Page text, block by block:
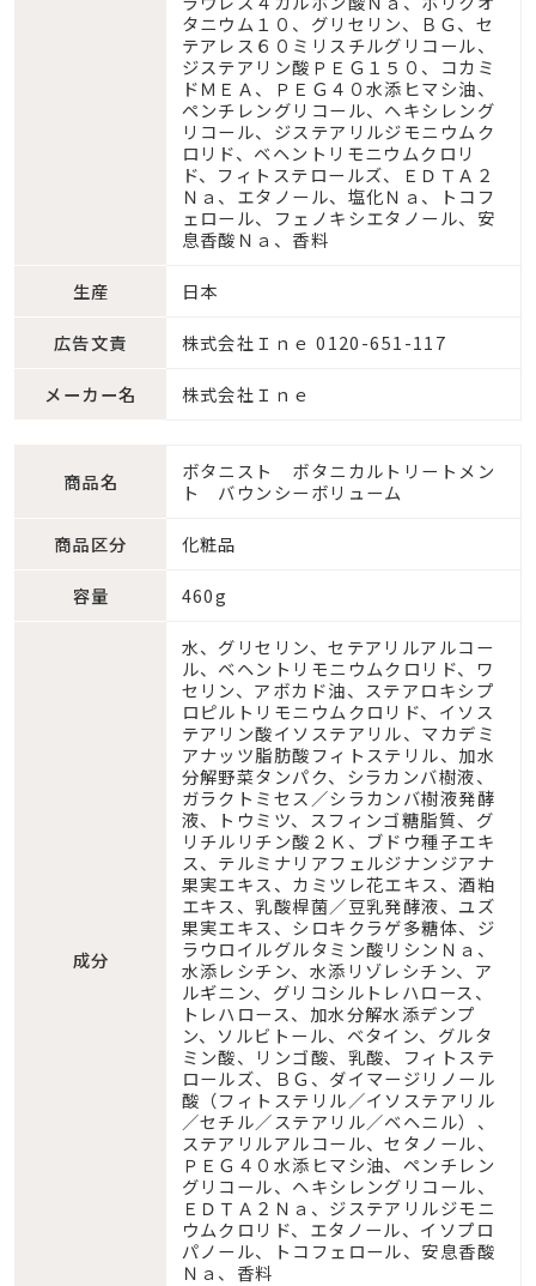
タニウム１０、グリセリン、ＢＧ、セ
テアレス６０ミリスチルグリコール、
ジステアリン酸ＰＥＧ１５０、コカミ
ドＭＥＡ、ＰＥＧ４０水添ヒマシ油、
ペンチレングリコール、ヘキシレング
リコール、ジステアリルジモニウムク
ロリド、ベヘントリモニウムクロリ
ド、フィトステロールズ、ＥＤＴＡ２
Ｎａ、エタノール、塩化Ｎａ、トコフ
ェロール、フェノキシエタノール、安
息香酸Ｎａ、香料
生産 日本
広告文責 株式会社Ｉｎｅ 0120-651-117
メーカー名 株式会社Ｉｎｅ
商品名
ボタニスト ボタニカルトリートメン
ト バウンシーボリューム
商品区分 化粧品
容量 460g
成分
水、グリセリン、セテアリルアルコー
ル、ベヘントリモニウムクロリド、ワ
セリン、アボカド油、ステアロキシプ
ロピルトリモニウムクロリド、イソス
テアリン酸イソステアリル、マカデミ
アナッツ脂肪酸フィトステリル、加水
分解野菜タンパク、シラカンバ樹液、
ガラクトミセス／シラカンバ樹液発酵
液、トウミツ、スフィンゴ糖脂質、グ
リチルリチン酸２Ｋ、ブドウ種子エキ
ス、テルミナリアフェルジナンジアナ
果実エキス、カミツレ花エキス、酒粕
エキス、乳酸桿菌／豆乳発酵液、ユズ
果実エキス、シロキクラゲ多糖体、ジ
ラウロイルグルタミン酸リシンＮａ、
水添レシチン、水添リゾレシチン、ア
ルギニン、グリコシルトレハロース、
トレハロース、加水分解水添デンプ
ン、ソルビトール、ベタイン、グルタ
ミン酸、リンゴ酸、乳酸、フィトステ
ロールズ、ＢＧ、ダイマージリノール
酸（フィトステリル／イソステアリル
／セチル／ステアリル／ベヘニル）、
ステアリルアルコール、セタノール、
ＰＥＧ４０水添ヒマシ油、ペンチレン
グリコール、ヘキシレングリコール、
ＥＤＴＡ２Ｎａ、ジステアリルジモニ
ウムクロリド、エタノール、イソプロ
パノール、トコフェロール、安息香酸
Ｎａ、香料